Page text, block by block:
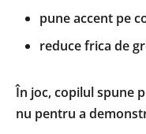
pune accent pe
reduce frica de
În joc, copilul spune
nu pentru a